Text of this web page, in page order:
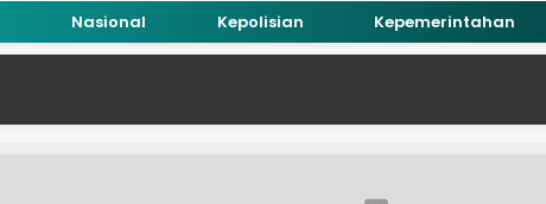
Nasional Kepolisian Kepemerintahan